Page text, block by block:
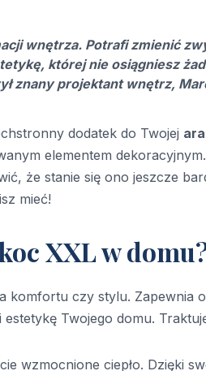
wnętrza. Potrafi zmienić
której nie osiągniesz
znany projektant wnętrz,
dodatek do Twojej
elementem
że stanie się ono jeszcze
mieć!
XXL w
komfortu czy stylu. Zapewnia
Twojego domu.
wzmocnione ciepło. Dzięki